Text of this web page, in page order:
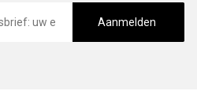
Aanmelden